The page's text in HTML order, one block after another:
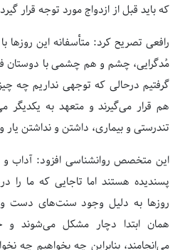
که باید قبل از ازدواج مورد توجه قرار
رافعی تصریح کرد: متأسفانه این روزها
مُدگرایی، چشم و هم چشمی با دوستان
گرفتیم درحالی که توجهی نداریم چه
هم قرار می‌گیرند و متعهد به یکدیگر
تندرستی و بیماری، داشتن و نداشتن یار
این متخصص روانشناسی افزود:
پسندیده هستند اما تاجایی که ما را
روزها به دلیل وجود سنت‌های دست و
همان ابتدا دچار مشکل می‌شوند و
می‌انجامند، بنابراین چه بخواهیم چه